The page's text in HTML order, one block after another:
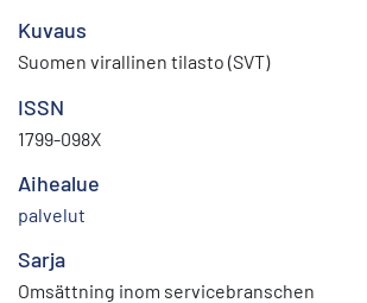
Kuvaus
Suomen virallinen tilasto (SVT)
ISSN
1799-098X
Aihealue
palvelut
Sarja
Omsättning inom servicebranschen